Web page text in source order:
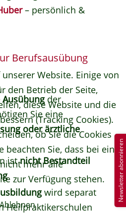
– persönlich &
Berufsausübung
der
Sie eine
oder ärztliche
istnicht Bestandteil
wird separat
Heilpraktikerschulen
Newsletter abonnieren
Website. Einige von
den Betrieb der Seite,
diese Website und die
(Tracking Cookies).
ob Sie die Cookies
beachten Sie, dass bei einer
mehr alle
zur Verfügung stehen.
Ablehnen